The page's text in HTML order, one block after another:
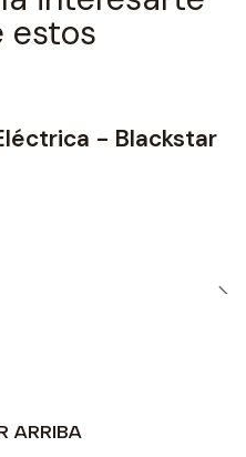
estos
- Blackstar
ARRIBA